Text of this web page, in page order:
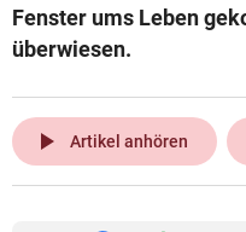
Fenster ums Leben
überwiesen.
play_arrow Artikel anhören